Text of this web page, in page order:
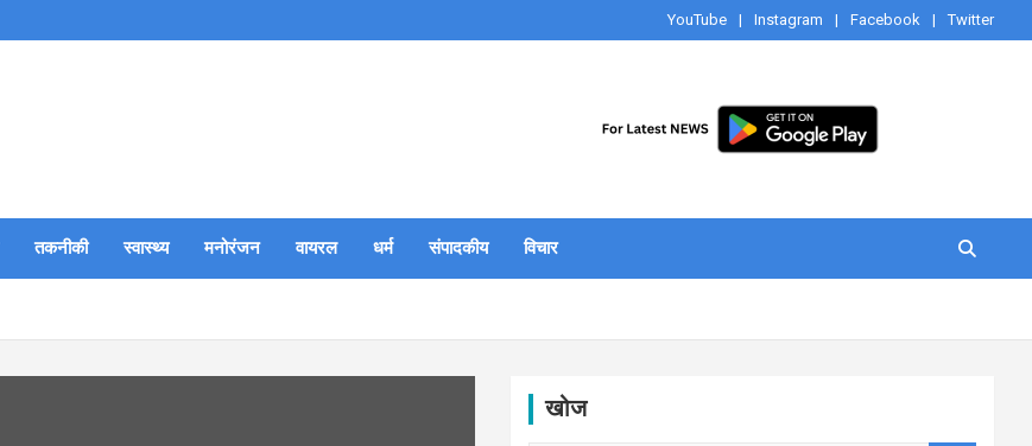
YouTube Instagram Facebook Twitter
तकनीकी स्वास्थ्य मनोरंजन वायरल धर्म संपादकीय विचार
खोज